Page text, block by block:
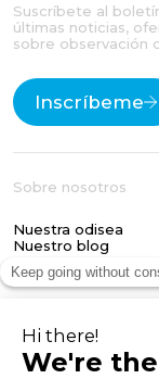
Sobre nosotros
Nuestra odisea
Nuestro blog
Apoyo
Suscríbete al
últimas noticias,
sobre observación
Inscríbeme